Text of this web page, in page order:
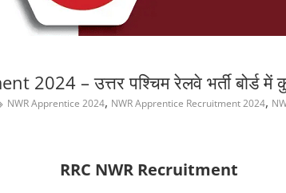
2024 – उत्तर पश्चिम रेलवे भर्ती बोर्ड में
NWR Apprentice 2024, NWR Apprentice Recruitment 2024,
RRC NWR Recruitment